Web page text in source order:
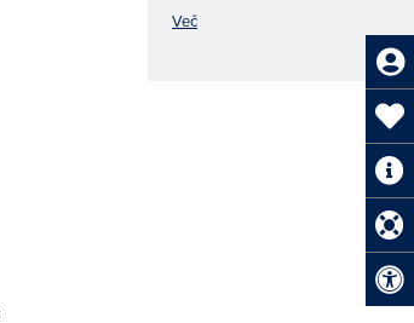
Več